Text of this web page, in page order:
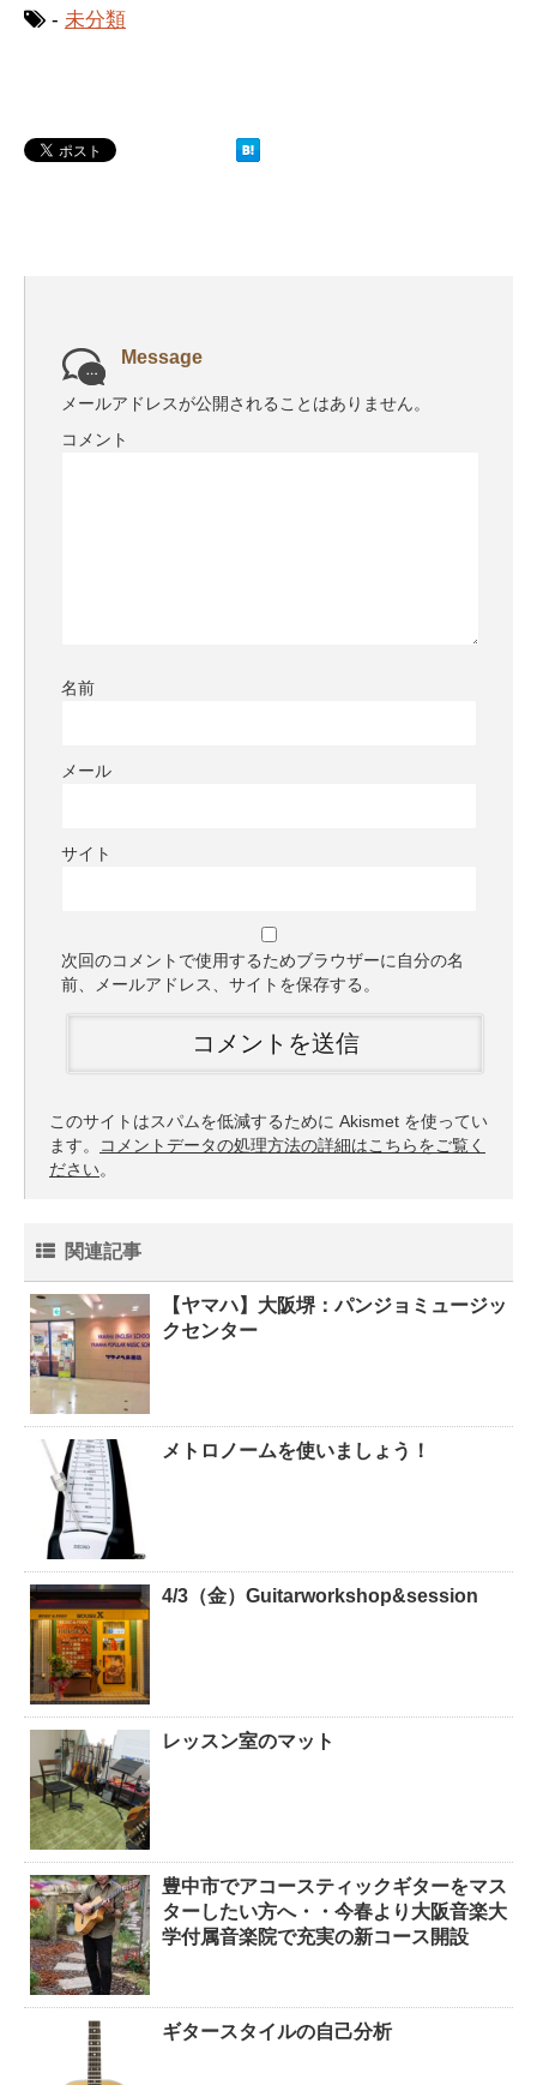
- 未分類
Message
メールアドレスが公開されることはありません。
コメント
名前
メール
サイト
次回のコメントで使用するためブラウザーに自分の名
前、メールアドレス、サイトを保存する。
このサイトはスパムを低減するために Akismet を使ってい
ます。
コメントデータの処理方法の詳細はこちらをご覧く
ださい。
関連記事
【ヤマハ】大阪堺：パンジョミュージッ
クセンター
メトロノームを使いましょう！
4/3（金）Guitarworkshop&session
レッスン室のマット
豊中市でアコースティックギターをマス
ターしたい方へ・・今春より大阪音楽大
学付属音楽院で充実の新コース開設
ギタースタイルの自己分析